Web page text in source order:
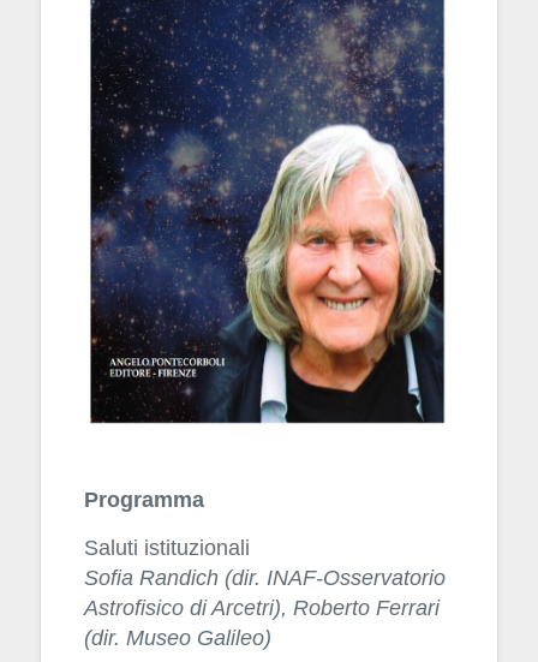
Programma
Saluti istituzionali
Sofia Randich (dir. INAF-Osservatorio
Astrofisico di Arcetri), Roberto Ferrari
(dir. Museo Galileo)